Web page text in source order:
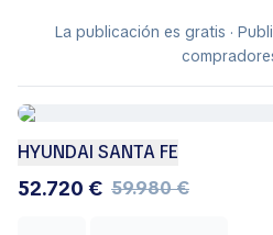
La publicación es gratis ·
HYUNDAI SANTA FE
52.720 € 59.980 €